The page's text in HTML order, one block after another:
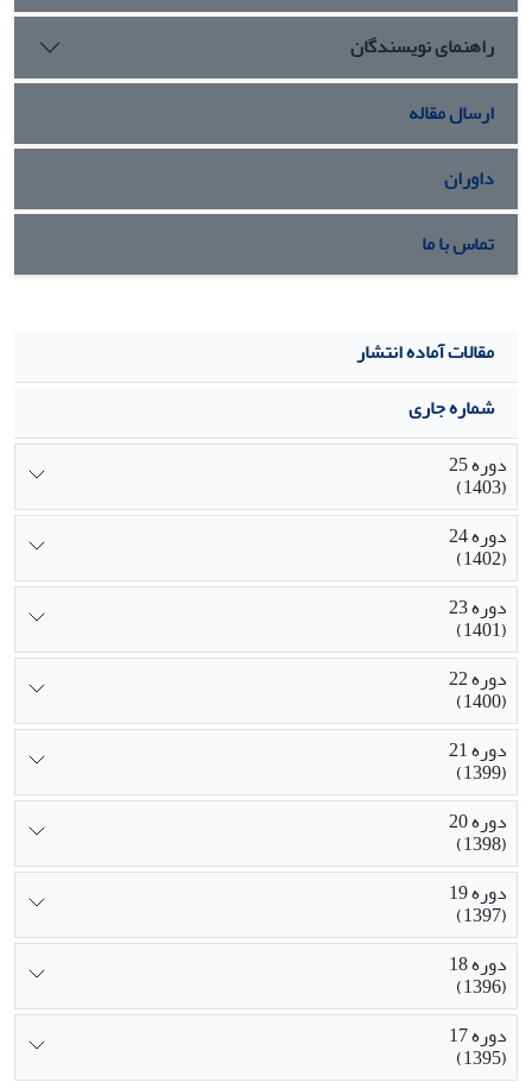
راهنمای نویسندگان
ارسال مقاله
داوران
تماس با ما
مقالات آماده انتشار
شماره جاری
دوره 25
(1403)
دوره 24
(1402)
دوره 23
(1401)
دوره 22
(1400)
دوره 21
(1399)
دوره 20
(1398)
دوره 19
(1397)
دوره 18
(1396)
دوره 17
(1395)